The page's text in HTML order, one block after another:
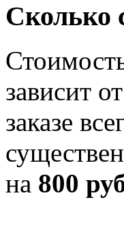
Сколько
зависит
заказе
на 800